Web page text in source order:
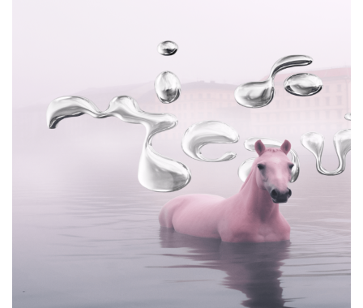
Петербург визуальной коллаборацией с AI-
художницей Анастасией Владимирской.
Результатом сотрудничества стала серия
изображений и видео о несуществующих
памятниках города.
Насмотревшись на охристые и изумрудные,
пудровые и изумрудные дома парадного
Петербурга, у нашей команды возникла идея
дополнить эту палитру недостающими
оттенками. Мы взяли за основу образ
Петербурга из сюрреалистичного сна,